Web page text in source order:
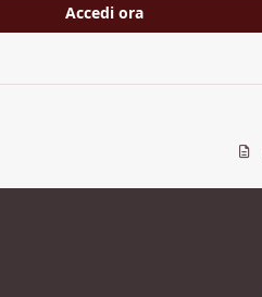
Accedi ora